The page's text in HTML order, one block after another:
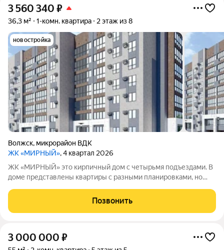
3 560 340 ₽
36,3 м² 1-комн. квартира 2 этаж из 8
новостройка
Волжск, микрорайон ВДК
ЖК «МИРНЫЙ», 4 квартал 2026
ЖК «МИРНЫЙ» это кирпичный дом с четырьмя подъездами. В
доме представлены квартиры с разными планировками, но
обустроены детские игровые
Позвонить
3 000 000 ₽